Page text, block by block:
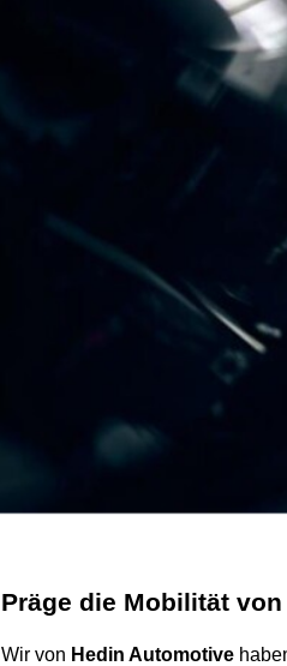
Präge die Mobilität
Wir von Hedin Automotive